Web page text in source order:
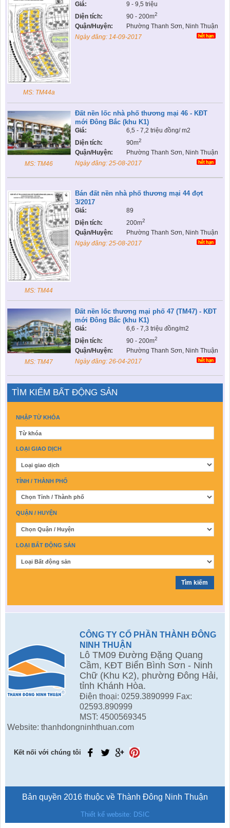
MS: TM44a
Giá:
9 - 9,5 triệu
Diện tích:
90 - 200m2
Quận/Huyện:
Phường Thanh Sơn, Ninh Thuận
Ngày đăng: 14-09-2017
MS: TM46
Đất nền lốc nhà phố thương mại 46 - KĐT
mới Đông Bắc (khu K1)
Giá:
6,5 - 7,2 triệu đồng/ m2
Diện tích:
90m2
Quận/Huyện:
Phường Thanh Sơn, Ninh Thuận
Ngày đăng: 25-08-2017
MS: TM44
Bán đất nền nhà phố thương mại 44 đợt
3/2017
Giá:
89
Diện tích:
200m2
Quận/Huyện:
Phường Thanh Sơn, Ninh Thuận
Ngày đăng: 25-08-2017
MS: TM47
Đất nền lốc thương mại phố 47 (TM47) - KĐT
mới Đông Bắc (khu K1)
Giá:
6,6 - 7,3 triệu đồng/m2
Diện tích:
90 - 200m2
Quận/Huyện:
Phường Thanh Sơn, Ninh Thuận
Ngày đăng: 26-04-2017
TÌM KIẾM BẤT ĐỘNG SẢN
NHẬP TỪ KHÓA
LOẠI GIAO DỊCH
TỈNH / THÀNH PHỐ
QUẬN / HUYỆN
LOẠI BẤT ĐỘNG SẢN
CÔNG TY CỔ PHẦN THÀNH ĐÔNG
NINH THUẬN
Lô TM09 Đường Đặng Quang
Cầm, KĐT Biển Bình Sơn - Ninh
Chữ (Khu K2), phường Đông Hải,
tỉnh Khánh Hòa.
Điện thoại: 0259.3890999 Fax:
02593.890999
MST: 4500569345
Website: thanhdongninhthuan.com
Kết nối với chúng tôi
Bản quyền 2016 thuộc về Thành Đông Ninh Thuận
Thiết kế website: DSIC